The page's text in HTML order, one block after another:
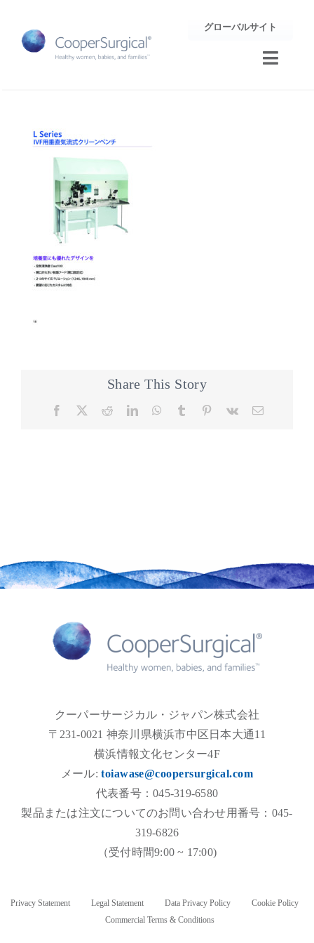
content
グローバルサイト
Toggle
Share This Story
Facebook RedditLinkedInWhatsApp
Tumblr Pinterest
Vk Email
クーパーサージカル・ジャパン株式会社
〒231-0021 神奈川県横浜市中区日本大通11
横浜情報文化センター4F
メール:toiawase@coopersurgical.com
代表番号：045-319-6580
製品または注文についてのお問い合わせ用番号：045-
319-6826
（受付時間9:00 ~ 17:00)
Privacy Statement Legal Statement Data Privacy Policy
Cookie Policy
Commercial Terms & Conditions